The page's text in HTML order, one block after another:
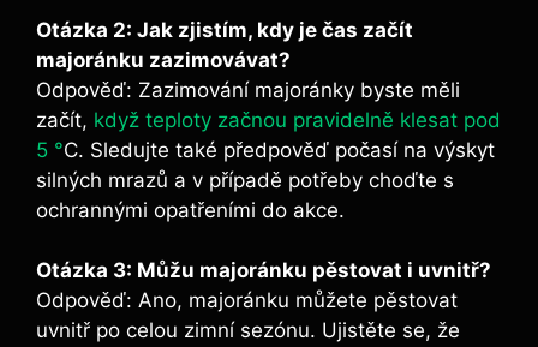
Otázka 2: Jak zjistím, kdy je čas začít
majoránku zazimovávat?
Odpověď: Zazimování majoránky byste měli
začít, když teploty začnou pravidelně klesat pod
5 °C. Sledujte také předpověď počasí na výskyt
silných mrazů a v případě potřeby choďte s
ochrannými opatřeními do akce.
Otázka 3: Můžu majoránku pěstovat i uvnitř?
Odpověď: Ano, majoránku můžete pěstovat
uvnitř po celou zimní sezónu. Ujistěte se, že